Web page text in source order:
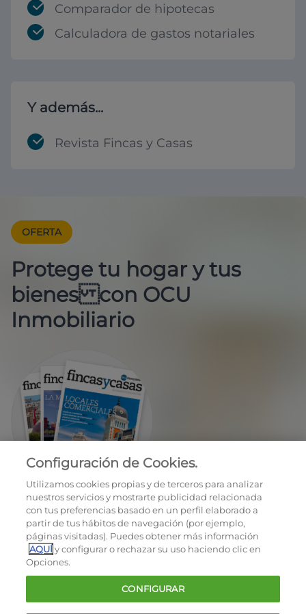
Comparador de hipotecas
Calculadora de gastos notariales
Y además...
Revista Fincas y Casas
OFERTA
Protege tu hogar y tus
bienes con OCU
Inmobiliario
EN REGALO LA REVISTA BIMESTRAL
OCU © 2026
Cookies
Configuración de Cookies.
Utilizamos cookies propias y de terceros para analizar
nuestros servicios y mostrarte publicidad relacionada
con tus preferencias basado en un perfil elaborado a
partir de tus hábitos de navegación (por ejemplo,
páginas visitadas). Puedes obtener más información
AQUÍy configurar o rechazar su uso haciendo clic en
Opciones.
CONFIGURAR